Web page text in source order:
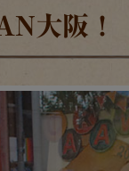
大阪！